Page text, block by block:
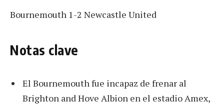
Bournemouth 1-2 Newcastle United
Notas clave
El Bournemouth fue incapaz de frenar al
Brighton and Hove Albion en el estadio Amex,